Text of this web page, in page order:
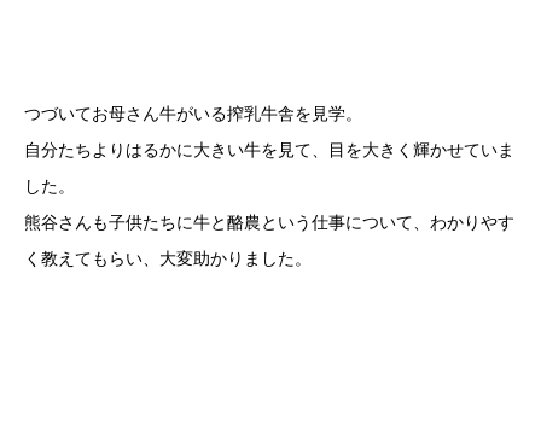
つづいてお母さん牛がいる搾乳牛舎を見学。
自分たちよりはるかに大きい牛を見て、目を大きく輝かせていま
した。
熊谷さんも子供たちに牛と酪農という仕事について、わかりやす
く教えてもらい、大変助かりました。